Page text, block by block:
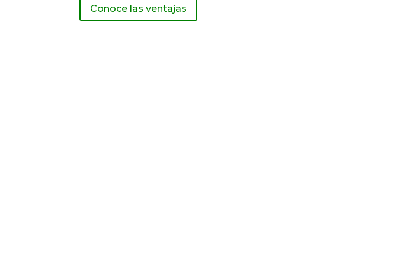
Conoce las ventajas